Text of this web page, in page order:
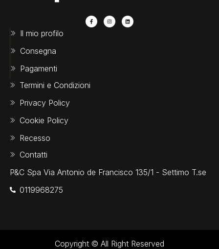
Il mio profilo
Consegna
Pagamenti
Termini e Condizioni
Privacy Policy
Cookie Policy
Recesso
Contatti
P&C Spa Via Antonio de Francisco 135/1 - Settimo T.se
0119968275‬
Copyright © All Right Reserved